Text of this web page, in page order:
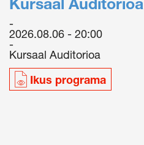
Kursaal Auditorioa
2026.08.06 - 20:00
Kursaal Auditorioa
Ikus programa